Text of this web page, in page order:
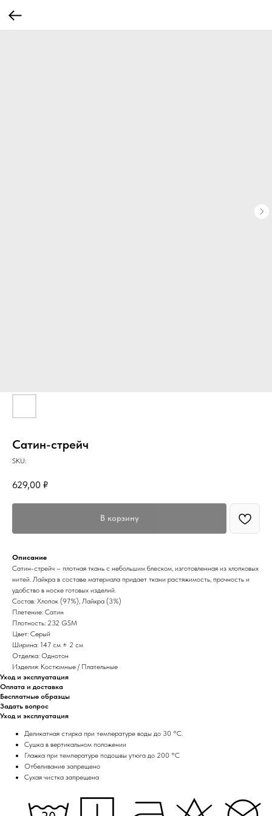
Сатин-стрейч
SKU:
629,00 ₽
В корзину
Описание
Сатин-стрейч – плотная ткань с небольшим блеском, изготовленная из хлопковых
нитей. Лайкра в составе материала придает ткани растяжимость, прочность и
удобство в носке готовых изделий.
Состав: Хлопок (97%), Лайкра (3%)
Плетение: Сатин
Плотность: 232 GSM
Цвет: Серый
Ширина: 147 см ± 2 см
Отделка: Однотон
Изделия: Костюмные / Плательные
Уход и эксплуатация
Оплата и доставка
Бесплатные образцы
Задать вопрос
Уход и эксплуатация
Деликатная стирка при температуре воды до 30 °C.
Сушка в вертикальном положении
Глажка при температуре подошвы утюга до 200 °C
Отбеливание запрещено
Сухая чистка запрещена